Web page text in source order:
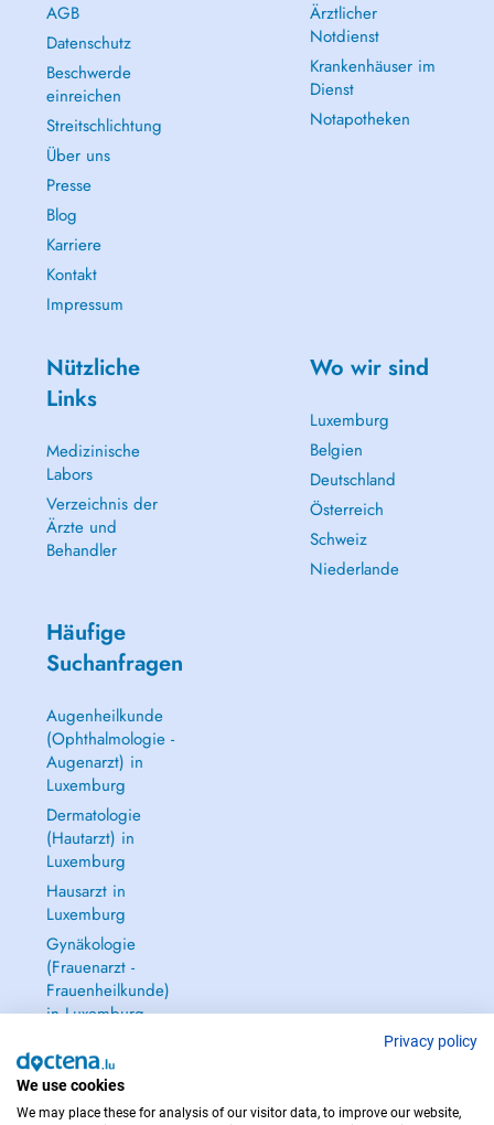
AGB
Datenschutz
Beschwerde
einreichen
Streitschlichtung
Über uns
Presse
Blog
Karriere
Kontakt
Impressum
Ärztlicher
Notdienst
Krankenhäuser im
Dienst
Notapotheken
Nützliche
Links
Medizinische
Labors
Verzeichnis der
Ärzte und
Behandler
Wo wir sind
Luxemburg
Belgien
Deutschland
Österreich
Schweiz
Niederlande
Häufige
Suchanfragen
Augenheilkunde
(Ophthalmologie -
Augenarzt) in
Luxemburg
Dermatologie
(Hautarzt) in
Luxemburg
Hausarzt in
Luxemburg
Gynäkologie
(Frauenarzt -
Frauenheilkunde)
in Luxemburg
Privacy policy
We use cookies
We may place these for analysis of our visitor data, to improve our website,